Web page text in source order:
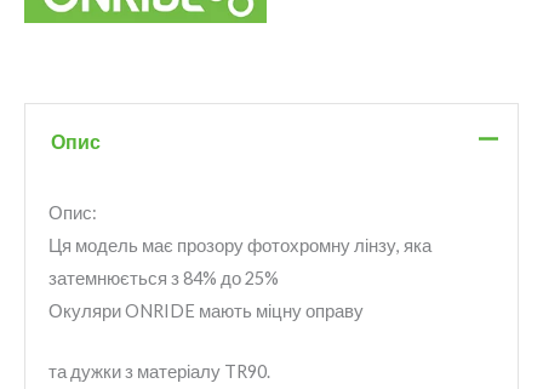
Опис
Опис:
Ця модель має прозору фотохромну лінзу, яка
затемнюється з 84% до 25%
Окуляри ONRIDE мають міцну оправу
та дужки з матеріалу TR90.